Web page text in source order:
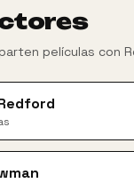
películas con